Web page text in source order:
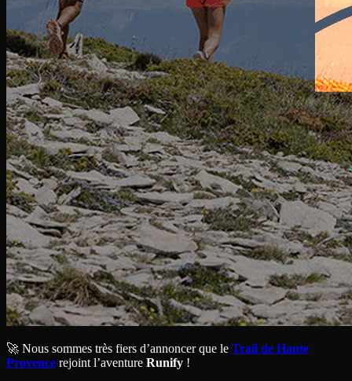
🚀 Nous sommes très fiers d’annoncer que le Trail de Haute
Provence rejoint l’aventure Runify !